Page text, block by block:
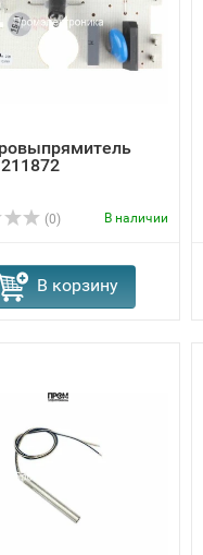
(0) В наличии
В корзину